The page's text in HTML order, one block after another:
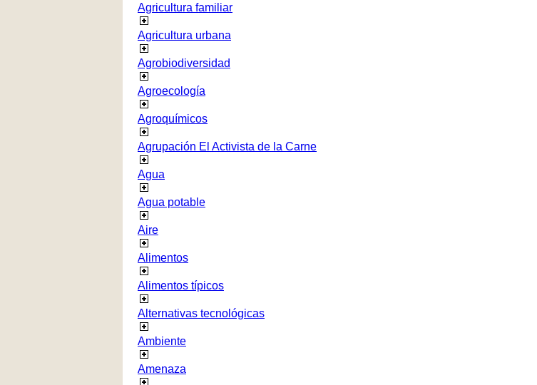
Agricultura familiar
Agricultura urbana
Agrobiodiversidad
Agroecología
Agroquímicos
Agrupación El Activista de la Carne
Agua
Agua potable
Aire
Alimentos
Alimentos típicos
Alternativas tecnológicas
Ambiente
Amenaza